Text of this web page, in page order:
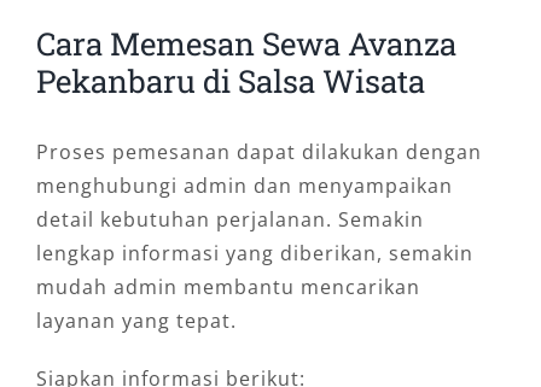
Cara Memesan Sewa Avanza
Pekanbaru di Salsa Wisata
Proses pemesanan dapat dilakukan dengan
menghubungi admin dan menyampaikan
detail kebutuhan perjalanan. Semakin
lengkap informasi yang diberikan, semakin
mudah admin membantu mencarikan
layanan yang tepat.
Siapkan informasi berikut: